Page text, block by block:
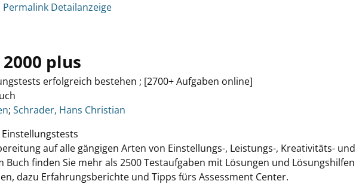
Permalink Detailanzeige
plus
erfolgreich bestehen ; [2700+ Aufgaben online]
Verfasser
; Schrader, Hans Christian
auf alle gängigen Arten von Einstellungs-, Leistungs-, Kreativitäts- und
Buch finden Sie mehr als 2500 Testaufgaben mit Lösungen und
dazu Erfahrungsberichte und Tipps fürs Assessment Center.